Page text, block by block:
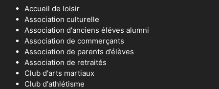
Accueil de loisir
Association culturelle
Association d'anciens éléves alumni
Association de commerçants
Association de parents d’élèves
Association de retraités
Club d'arts martiaux
Club d'athlétisme